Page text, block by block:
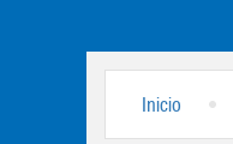
Inicio